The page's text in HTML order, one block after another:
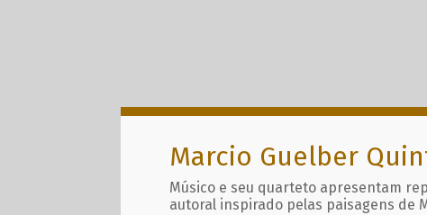
Marcio Guelber
Músico e seu quarteto apresentam
autoral inspirado pelas paisagens de